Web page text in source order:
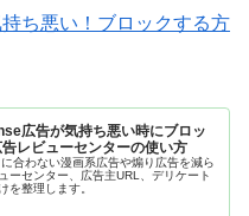
ち悪い！ブロックする方
広告が気持ち悪い時にブロッ
レビューセンターの使い方
合わない漫画系広告や煽り広告を減ら
ーセンター、広告主URL、デリケート
を整理します。